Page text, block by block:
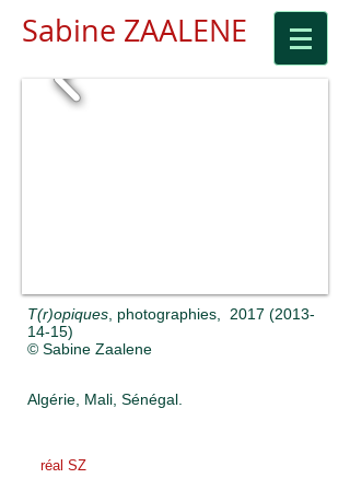
Sabine ZAALENE
T(r)opiques , photographies, 2017 (2013-
14-15)
© Sabine Zaalene
Algérie, Mali, Sénégal.
réal SZ